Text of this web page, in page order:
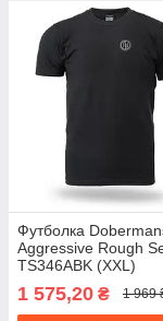
Футболка
Aggressive Rough
TS346ABK (XXL)
1 575,20 ₴ 1 969